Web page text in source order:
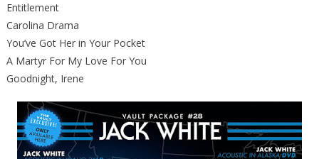
Entitlement
Carolina Drama
You’ve Got Her in Your Pocket
A Martyr For My Love For You
Goodnight, Irene